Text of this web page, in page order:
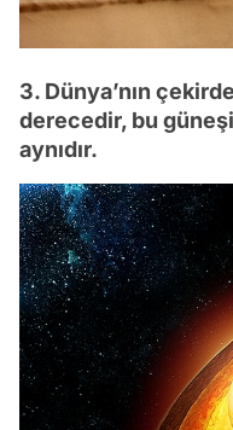
3. Dünya’nın
derecedir, bu
aynıdır.